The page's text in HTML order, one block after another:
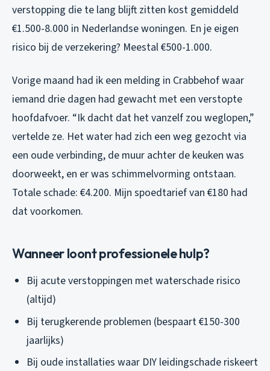
verstopping die te lang blijft zitten kost gemiddeld
€1.500-8.000 in Nederlandse woningen. En je eigen
risico bij de verzekering? Meestal €500-1.000.
Vorige maand had ik een melding in Crabbehof waar
iemand drie dagen had gewacht met een verstopte
hoofdafvoer. “Ik dacht dat het vanzelf zou weglopen,”
vertelde ze. Het water had zich een weg gezocht via
een oude verbinding, de muur achter de keuken was
doorweekt, en er was schimmelvorming ontstaan.
Totale schade: €4.200. Mijn spoedtarief van €180 had
dat voorkomen.
Wanneer loont professionele hulp?
Bij acute verstoppingen met waterschade risico
(altijd)
Bij terugkerende problemen (bespaart €150-300
jaarlijks)
Bij oude installaties waar DIY leidingschade riskeert